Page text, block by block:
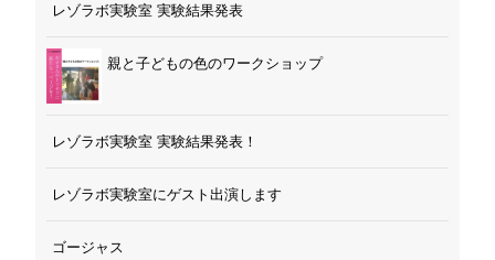
レゾラボ実験室 実験結果発表
親と子どもの色のワークショップ
レゾラボ実験室 実験結果発表！
レゾラボ実験室にゲスト出演します
ゴージャス